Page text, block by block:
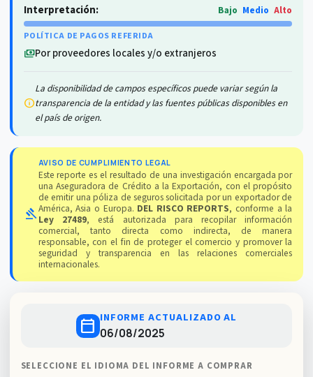
Interpretación: Bajo Medio Alto
POLÍTICA DE PAGOS REFERIDA
paymentsPor proveedores locales y/o extranjeros
info
La disponibilidad de campos específicos puede variar según la
transparencia de la entidad y las fuentes públicas disponibles en
el país de origen.
gavel
AVISO DE CUMPLIMIENTO LEGAL
Este reporte es el resultado de una investigación encargada por
una Aseguradora de Crédito a la Exportación, con el propósito
de emitir una póliza de seguros solicitada por un exportador de
América, Asia o Europa. DEL RISCO REPORTS, conforme a la
Ley 27489, está autorizada para recopilar información
comercial, tanto directa como indirecta, de manera
responsable, con el fin de proteger el comercio y promover la
seguridad y transparencia en las relaciones comerciales
internacionales.
calendar_today INFORME ACTUALIZADO AL
06/08/2025
SELECCIONE EL IDIOMA DEL INFORME A COMPRAR